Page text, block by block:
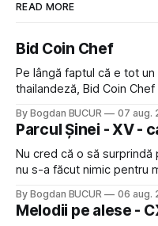
READ MORE
Bid Coin Chef
Pe lângă faptul că e tot
thailandeză, Bid Coin
lăsat rece la prima
By Bogdan BUCUR 07 aug.
Parcul Șinei - XV -
Nu cred că o să
nu s-a făcut nimic pentru
timp pui și latră prin gard
avut, în schimb, o belea
By Bogdan BUCUR 06 aug.
Melodii pe alese -